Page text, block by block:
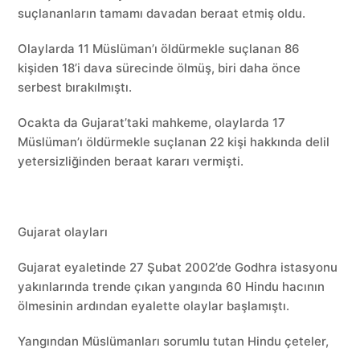
suçlananların tamamı davadan beraat etmiş oldu.
Olaylarda 11 Müslüman’ı öldürmekle suçlanan 86
kişiden 18’i dava sürecinde ölmüş, biri daha önce
serbest bırakılmıştı.
Ocakta da Gujarat’taki mahkeme, olaylarda 17
Müslüman’ı öldürmekle suçlanan 22 kişi hakkında delil
yetersizliğinden beraat kararı vermişti.
Gujarat olayları
Gujarat eyaletinde 27 Şubat 2002’de Godhra istasyonu
yakınlarında trende çıkan yangında 60 Hindu hacının
ölmesinin ardından eyalette olaylar başlamıştı.
Yangından Müslümanları sorumlu tutan Hindu çeteler,